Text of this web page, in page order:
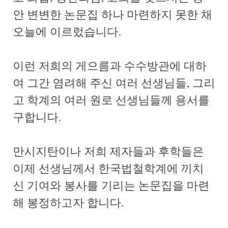
안 변변한 논문집 하나 마련하지 못한 채
오늘에 이르렀습니다.
이런 저희의 게으름과 수수방관에 대하
여 그간 염려해 주신 여러 선생님들, 그리
고 학계의 여러 원로 선생님들께 용서를
구합니다.
만시지탄이나 저희 제자들과 후학들은
이제 선생님께서 한국법철학계에 끼치
신 기여와 봉사를 기리는 논문집을 마련
해 봉정하고자 합니다.